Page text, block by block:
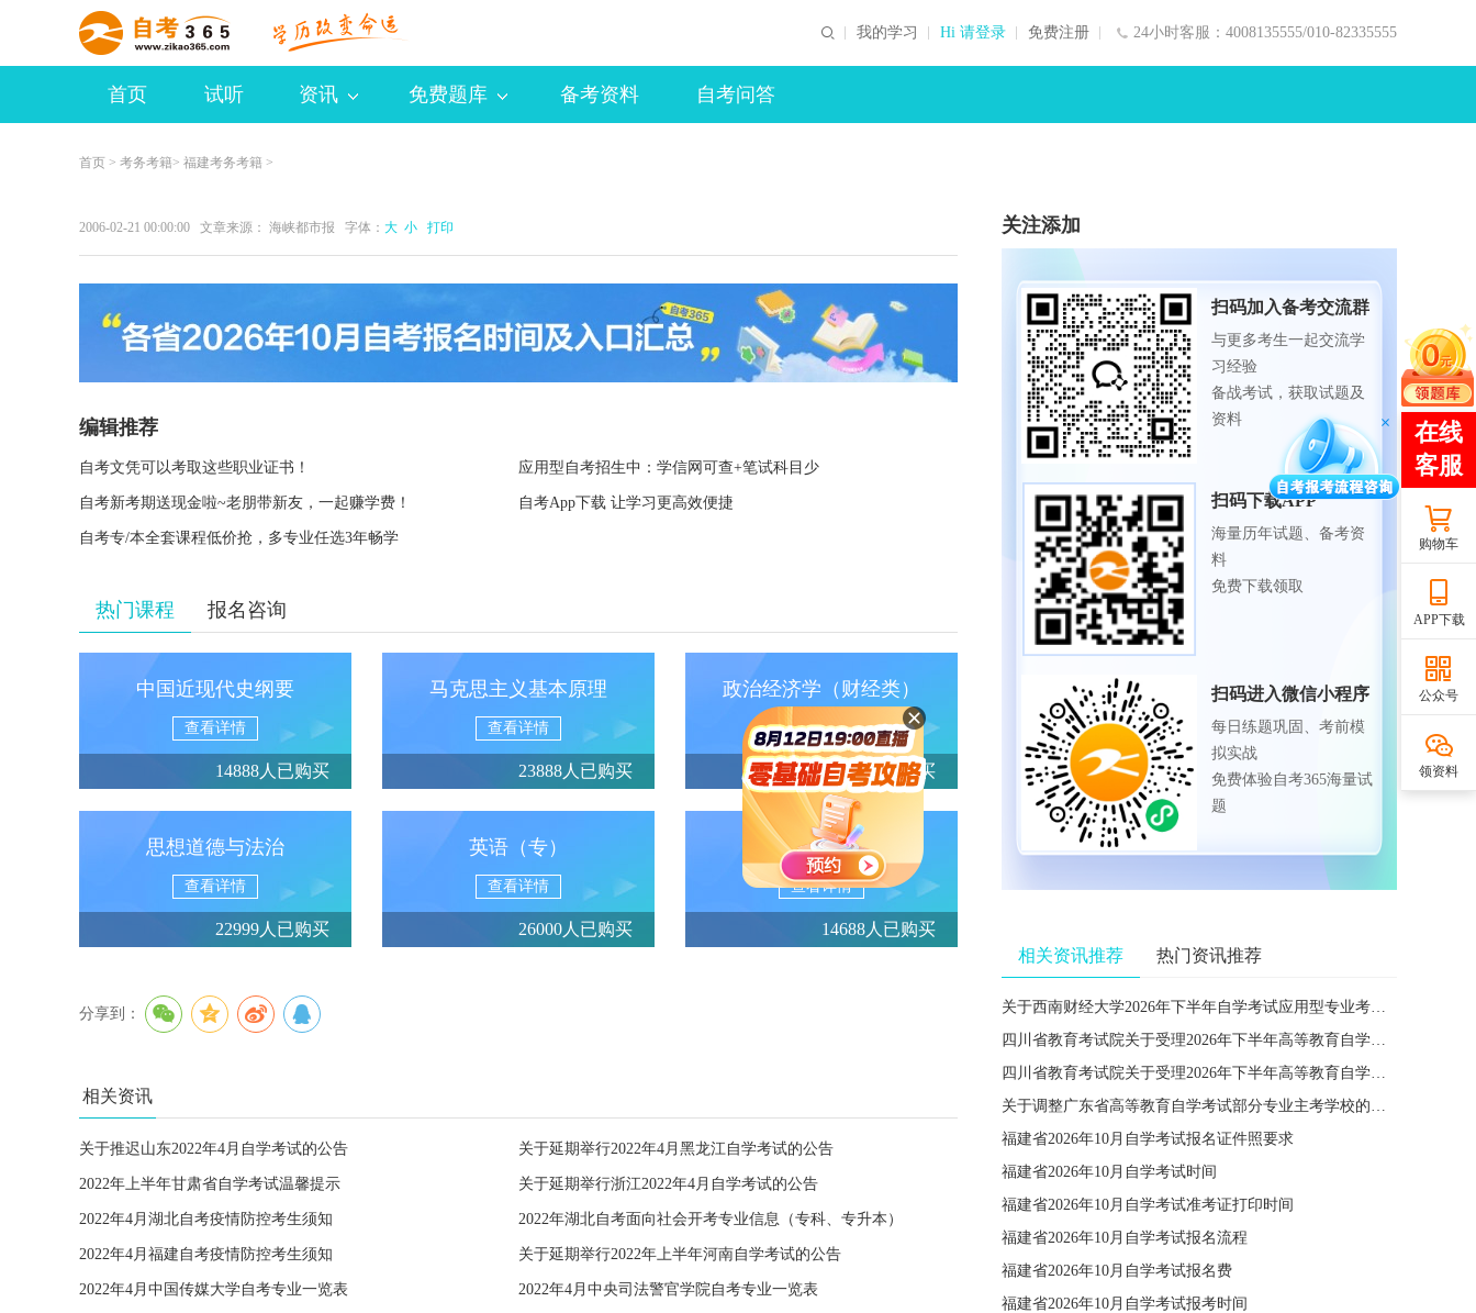
24小时客服：4008135555/010-82335555
我的学习 Hi 请登录 免费注册
首页 试听 资讯 免费题库 备考资料 自考问答
首页 > 考务考籍> 福建考务考籍 >
2006-02-21 00:00:00 文章来源： 海峡都市报 字体： 大 小 打印
编辑推荐
自考文凭可以考取这些职业证书！ 应用型自考招生中：学信网可查+笔试科目少
自考新考期送现金啦~老朋带新友，一起赚学费！ 自考App下载 让学习更高效便捷
自考专/本全套课程低价抢，多专业任选3年畅学
热门课程 报名咨询
中国近现代史纲要
查看详情
14888人已购买
马克思主义基本原理
查看详情
23888人已购买
政治经济学（财经类）
查看详情
13950人已购买
思想道德与法治
查看详情
22999人已购买
英语（专）
查看详情
26000人已购买
英语（专升本）
查看详情
14688人已购买
分享到：
相关资讯
关于推迟山东2022年4月自学考试的公告 关于延期举行2022年4月黑龙江自学考试的公告
2022年上半年甘肃省自学考试温馨提示 关于延期举行浙江2022年4月自学考试的公告
2022年4月湖北自考疫情防控考生须知 2022年湖北自考面向社会开考专业信息（专科、专升本）
2022年4月福建自考疫情防控考生须知 关于延期举行2022年上半年河南自学考试的公告
2022年4月中国传媒大学自考专业一览表 2022年4月中央司法警官学院自考专业一览表
关注添加
扫码加入备考交流群
与更多考生一起交流学
习经验
备战考试，获取试题及
资料
扫码下载APP
海量历年试题、备考资
料
免费下载领取
扫码进入微信小程序
每日练题巩固、考前模
拟实战
免费体验自考365海量试
题
相关资讯推荐 热门资讯推荐
关于西南财经大学2026年下半年自学考试应用型专业考籍更改办理的通知
四川省教育考试院关于受理2026年下半年高等教育自学考试省际转考申请的通告
四川省教育考试院关于受理2026年下半年高等教育自学考试考籍更改申请的通告
关于调整广东省高等教育自学考试部分专业主考学校的通知
福建省2026年10月自学考试报名证件照要求
福建省2026年10月自学考试时间
福建省2026年10月自学考试准考证打印时间
福建省2026年10月自学考试报名流程
福建省2026年10月自学考试报名费
福建省2026年10月自学考试报考时间
购物车
APP下载
公众号
领资料